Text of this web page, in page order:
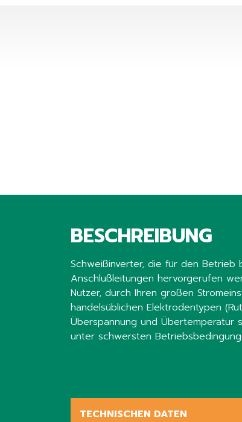
BESCHREIBUNG
Schweißinverter, die für den Betrieb
Anschlußleitungen hervorgerufen
Nutzer, durch Ihren großen
handelsüblichen Elektrodentypen
Überspannung und Übertemperatur
unter schwersten
TECHNISCHEN DATEN